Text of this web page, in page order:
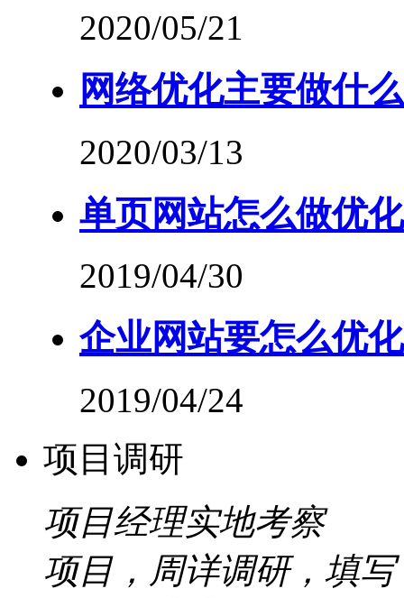
2020/05/21
网络优化主要做什
2020/03/13
单页网站怎么做优
2019/04/30
企业网站要怎么优化
2019/04/24
项目调研
项目经理实地考察
项目，周详调研，填写